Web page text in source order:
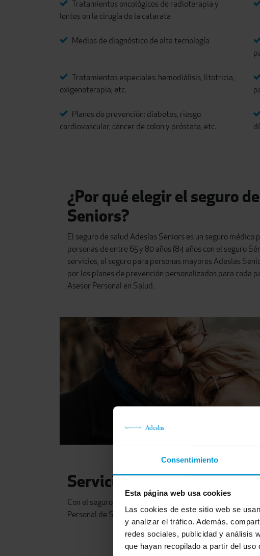
Consentimiento
Esta página web usa cookies
Las cookies de este sitio web se
y analizar el tráfico. Además,
redes sociales, publicidad y análisis
que hayan recopilado a partir del
Tratamientos oncológicos de radioterapia y
lentes en la cirugía de la catarata
Medios de diagnóstico de alta tecnología
Tratamientos especiales: hemodiálisis, litotricia,
oxigenoterapia, etc.
Planes de prevención: diabetes, riesgo
cardiovascular, cáncer de colon y próstata, etc.
¿Por qué elegir el seguro
Seniors?
El seguro de salud Adeslas Seniors es un seguro
personas de entre 65 y 80 años (84 años con el seguro
servicios, el seguro para personas mayores Adeslas
por los planes de prevención personalizados para cada
Asesor Personal en Salud.
Servicios y coberturas del
Con el seguro Adeslas Seniors accederás a planes de
Personal de Salud para aprovechar el mejor cuadro